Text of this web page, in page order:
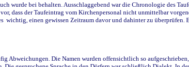
wurde bei behalten. Ausschlaggebend war die Chronologie des
dass der Taufeintrag vom Kirchenpersonal nicht unmittelbar
wichtig, einen gewissen Zeitraum davor und dahinter zu
Abweichungen. Die Namen wurden offensichtlich so